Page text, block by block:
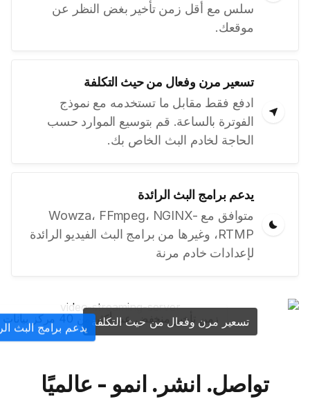
سلس مع أقل زمن تأخير بغض النظر عن
موقعك.
تسعير مرن وفعال من حيث التكلفة
ادفع فقط مقابل ما تستخدمه مع نموذج
الفوترة بالساعة. قم بتوسيع الموارد حسب
الحاجة لخادم البث الخاص بك.
يدعم برامج البث الرائدة
متوافق مع Wowza، FFmpeg، NGINX-
RTMP، وغيرها من برامج البث الفيديو الرائدة
لإعدادات خادم مرنة
زمن تأخير منخفض عبر أكثر من 40 مركز بيانات
تسعير مرن وفعال من حيث التكلفة يدعم برامج البث
تواصل. انشر. انمو - عالميًا